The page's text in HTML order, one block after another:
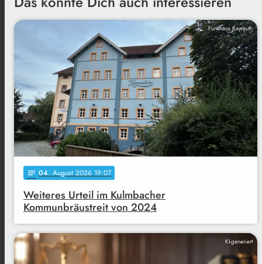
Funkhaus Bayreuth
notes 04. August 2026 19:07
Weiteres Urteil im Kulmbacher
Kommunbräustreit von 2024
KI-generiert